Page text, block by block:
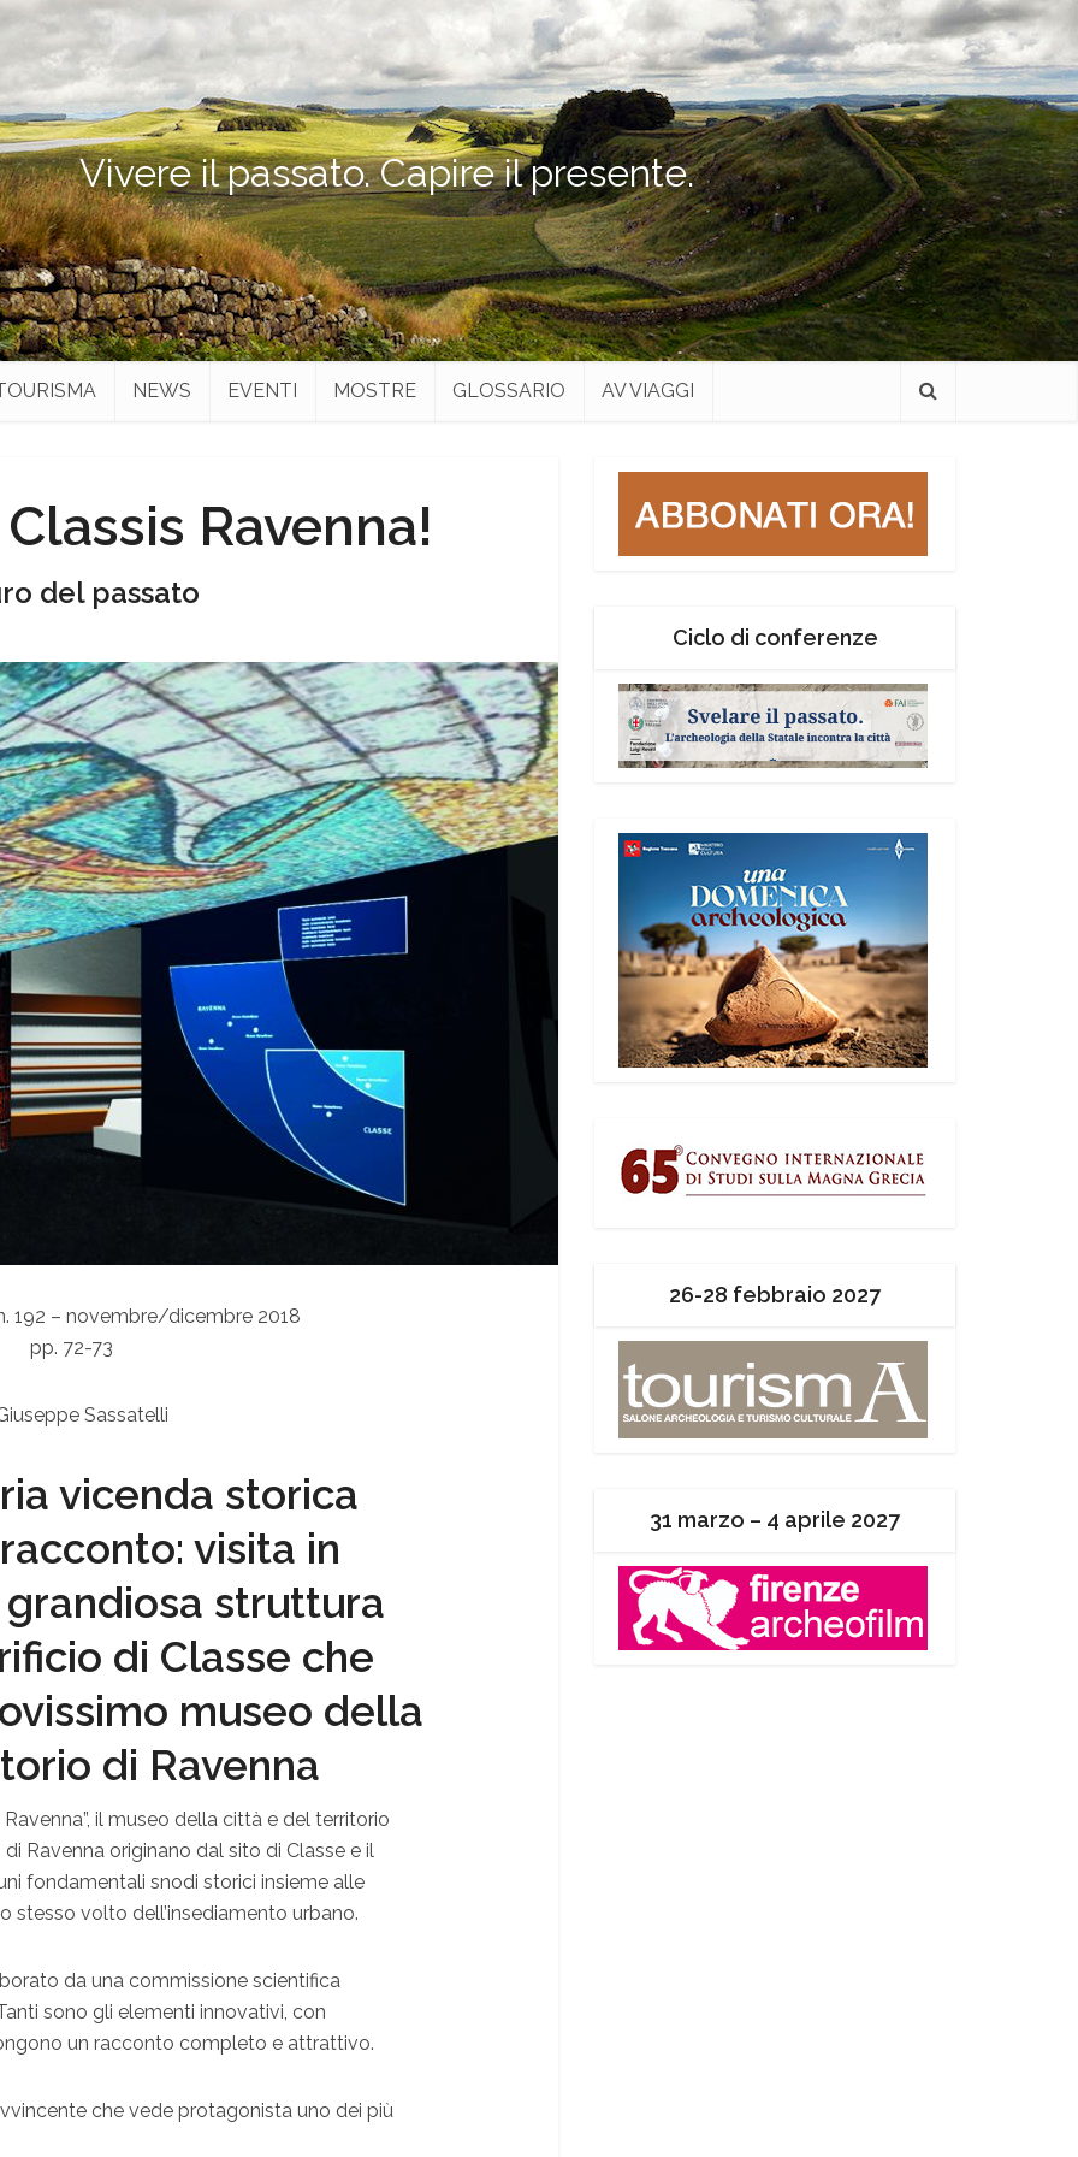
Vivere il passato. Capire il presente.
NEWS EVENTI MOSTRE GLOSSARIO AV VIAGGI
Ravenna!
del passato
192 – novembre/dicembre 2018
pp. 72-73
Sassatelli
vicenda storica
visita in
struttura
di Classe che
museo della
di Ravenna
il museo della città e del territorio
Ravenna originano dal sito di Classe e il
fondamentali snodi storici insieme alle
stesso volto dell’insediamento urbano.
da una commissione scientifica
sono gli elementi innovativi, con
un racconto completo e attrattivo.
che vede protagonista uno dei più
Ciclo di conferenze
26-28 febbraio 2027
31 marzo – 4 aprile 2027